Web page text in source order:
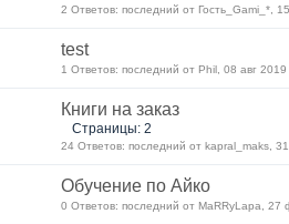
2 Ответов: последний от Гость_Gami_*,
test
1 Ответов: последний от Phil, 08 авг
Книги на заказ
Страницы: 2
24 Ответов: последний от kapral_maks,
Обучение по Айко
0 Ответов: последний от MaRRyLapa, 27